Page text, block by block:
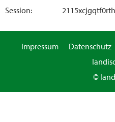
Session:
Impressum Datenschutz
©